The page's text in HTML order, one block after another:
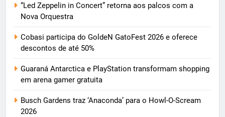
“Led Zeppelin in Concert” retorna aos palcos com a
Nova Orquestra
Cobasi participa do GoldeN GatoFest 2026 e oferece
descontos de até 50%
Guaraná Antarctica e PlayStation transformam shopping
em arena gamer gratuita
Busch Gardens traz ‘Anaconda’ para o Howl-O-Scream
2026